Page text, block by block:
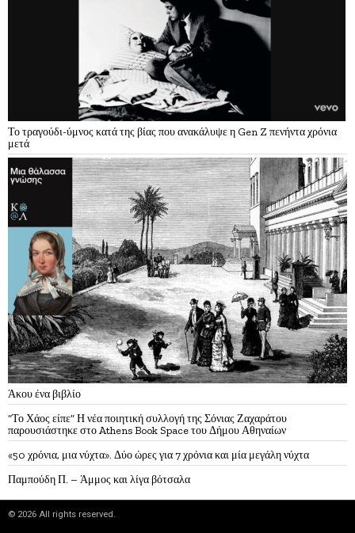
Το τραγούδι-ύμνος κατά της βίας που ανακάλυψε η Gen Z πενήντα χρόνια
μετά
Άκου ένα βιβλίο
“Το Χάος είπε” Η νέα ποιητική συλλογή της Σόνιας Ζαχαράτου
παρουσιάστηκε στο Athens Book Space του Δήμου Αθηναίων
«50 χρόνια, μια νύχτα». Δύο ώρες για 7 χρόνια και μία μεγάλη νύχτα
Παμπούδη Π. – Άμμος και λίγα βότσαλα
© 2026 All rights reserved.